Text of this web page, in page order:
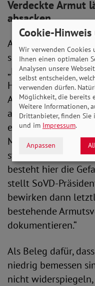
Verdeckte Armut
absacken
Auf das Niveau der
sich zudem
Haushalten
Anspruch auf
aber aus Scham
ebenso für die
Menschen, die trotz
staatliche Hilfen
besteht hier die
stellt SoVD-
bewirken dann
bestehende
dokumentieren.“
Als Beleg dafür,
niedrig bemessen
nicht
Cookie-
Wir verwenden
Ihnen einen optimalen
Analysen unsere
selbst entscheiden,
verwenden dürfen.
Möglichkeit, die bereits
Weitere Informationen,
Drittanbieter, finden Sie
und im Impressum.
Anpassen